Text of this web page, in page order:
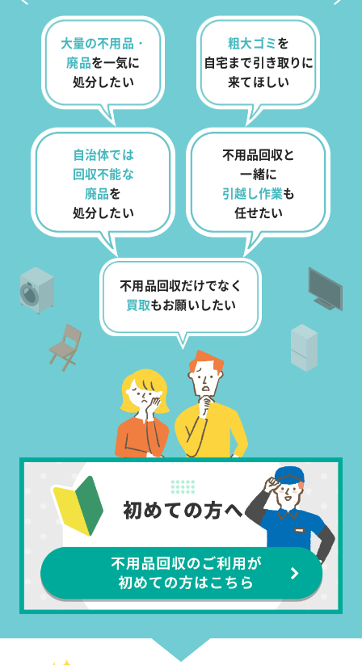
大量の不用品・
廃品を一気に
処分したい
粗大ゴミを
自宅まで引き取りに
来てほしい
自治体では
回収不能な
廃品を
処分したい
不用品回収と
一緒に
引越し作業も
任せたい
不用品回収だけでなく
買取もお願いしたい